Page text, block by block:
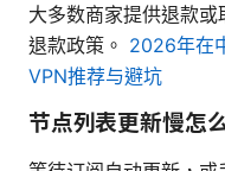
大多数商家提供退款
退款政策。 2026年在
VPN推荐与避坑
节点列表更新慢怎